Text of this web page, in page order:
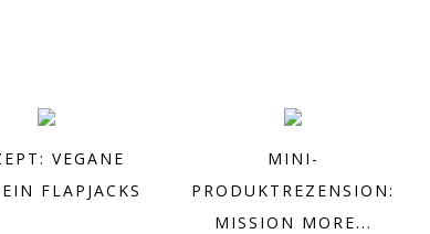
VEGANE
FLAPJACKS
MINI-
PRODUKTREZENSION:
MISSION MORE...